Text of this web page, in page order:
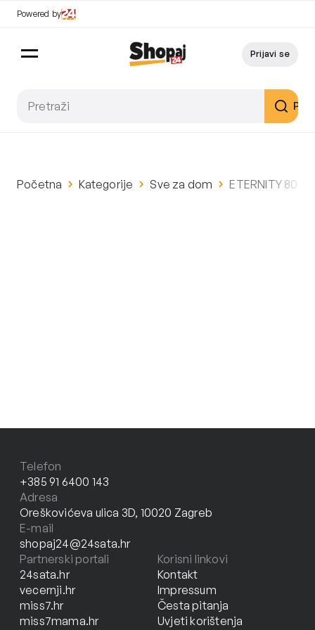
Powered by
Prijavi se
Početna Kategorije Sve za dom ETERNITY 80
Telefon
+385 91 6400 143
Adresa
Oreškovićeva ulica 3D, 10020 Zagreb
E-mail
shopaj24@24sata.hr
Partnerski portali
24sata.hr
vecernji.hr
miss7.hr
miss7mama.hr
Korisni linkovi
Kontakt
Impressum
Česta pitanja
Uvjeti korištenja